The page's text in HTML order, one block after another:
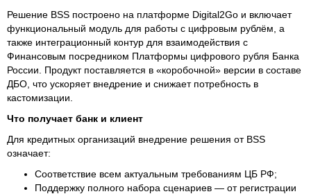
Решение BSS построено на платформе Digital2Go и включает
функциональный модуль для работы с цифровым рублём, а
также интеграционный контур для взаимодействия с
Финансовым посредником Платформы цифрового рубля Банка
России. Продукт поставляется в «коробочной» версии в составе
ДБО, что ускоряет внедрение и снижает потребность в
кастомизации.
Что получает банк и клиент
Для кредитных организаций внедрение решения от BSS
означает:
Соответствие всем актуальным требованиям ЦБ РФ;
Поддержку полного набора сценариев — от регистрации